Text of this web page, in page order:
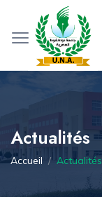
Actualités
Accueil Actualités